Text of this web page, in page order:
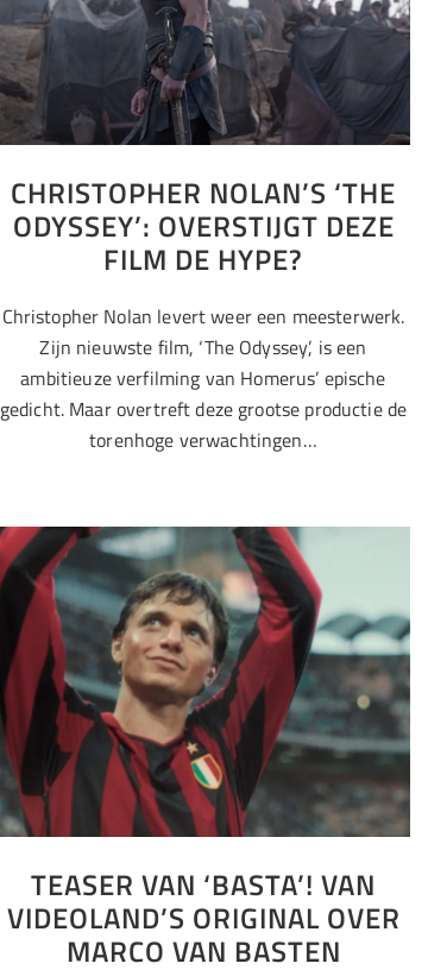
CHRISTOPHER NOLAN’S ‘THE
ODYSSEY’: OVERSTIJGT DEZE
FILM DE HYPE?
Christopher Nolan levert weer een meesterwerk.
Zijn nieuwste film, ‘The Odyssey’, is een
ambitieuze verfilming van Homerus’ epische
gedicht. Maar overtreft deze grootse productie de
torenhoge verwachtingen…
TEASER VAN ‘BASTA’! VAN
VIDEOLAND’S ORIGINAL OVER
MARCO VAN BASTEN